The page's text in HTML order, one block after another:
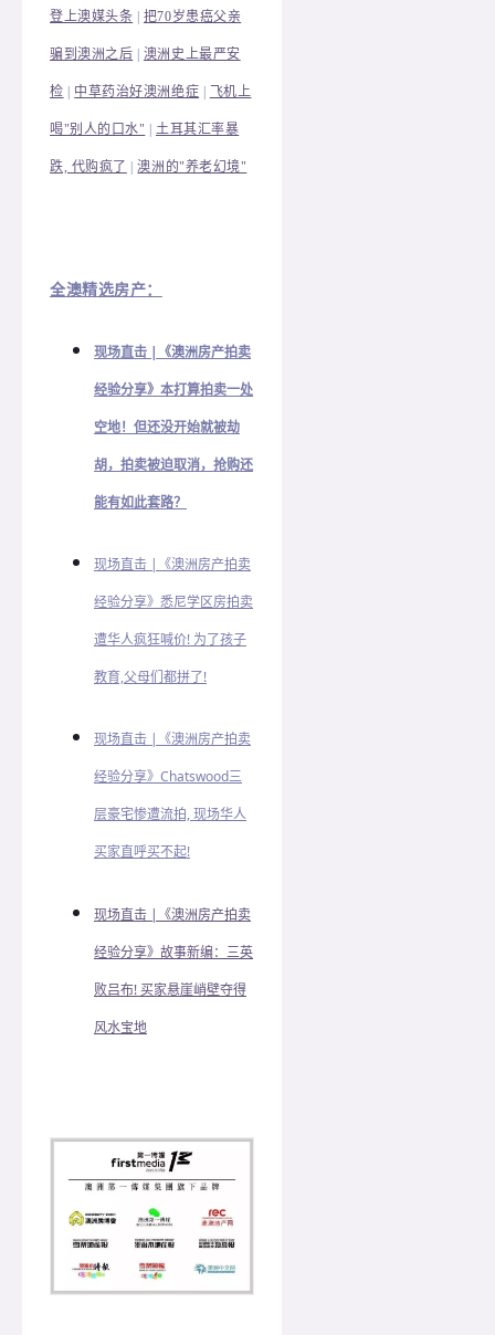
登上澳媒头条 把70岁患癌父亲
骗到澳洲之后 澳洲史上最严安
检 中草药治好澳洲绝症 飞机上
喝"别人的口水" 土耳其汇率暴
跌, 代购疯了 |澳洲的"养老幻境"
全澳精选房产：
现场直击 |《澳洲房产拍卖
经验分享》本打算拍卖一处
空地！但还没开始就被劫
胡，拍卖被迫取消，抢购还
能有如此套路？
现场直击 |《澳洲房产拍卖
经验分享》悉尼学区房拍卖
遭华人疯狂喊价! 为了孩子
教育,父母们都拼了!
现场直击 |《澳洲房产拍卖
经验分享》Chatswood三
层豪宅惨遭流拍, 现场华人
买家直呼买不起!
现场直击 |《澳洲房产拍卖
经验分享》故事新编：三英
败吕布! 买家悬崖峭壁夺得
风水宝地